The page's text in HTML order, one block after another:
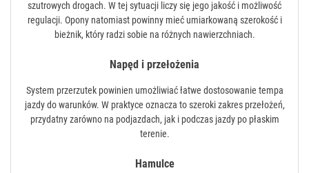
szutrowych drogach. W tej sytuacji liczy się jego jakość i możliwość
regulacji. Opony natomiast powinny mieć umiarkowaną szerokość i
bieżnik, który radzi sobie na różnych nawierzchniach.
Napęd i przełożenia
System przerzutek powinien umożliwiać łatwe dostosowanie tempa
jazdy do warunków. W praktyce oznacza to szeroki zakres przełożeń,
przydatny zarówno na podjazdach, jak i podczas jazdy po płaskim
terenie.
Hamulce